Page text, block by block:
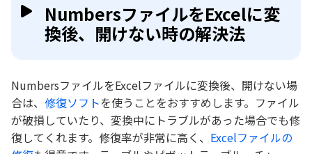
NumbersファイルをExcelに変
換後、開けない時の解決法
NumbersファイルをExcelファイルに変換後、開けない場
合は、 修復ソフトを使うことをおすすめします。ファイル
が破損していたり、変換中にトラブルがあった場合でも修
復してくれます。修復率が非常に高く、 Excelファイルの